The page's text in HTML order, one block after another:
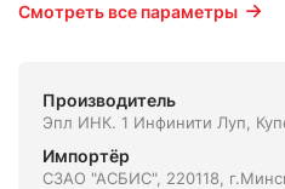
Смотреть все параметры
Производитель
Эпл ИНК. 1 Инфинити Луп,
Импортёр
СЗАО "АСБИС", 220118,